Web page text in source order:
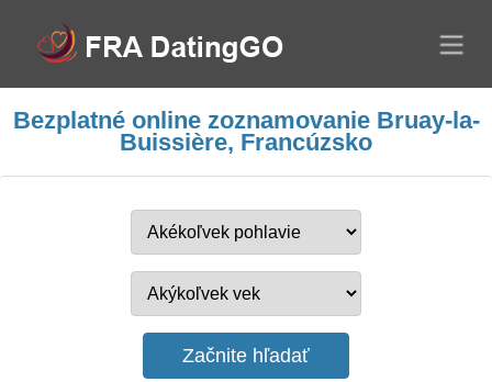
Bezplatné online zoznamovanie Bruay-la-
Buissière, Francúzsko